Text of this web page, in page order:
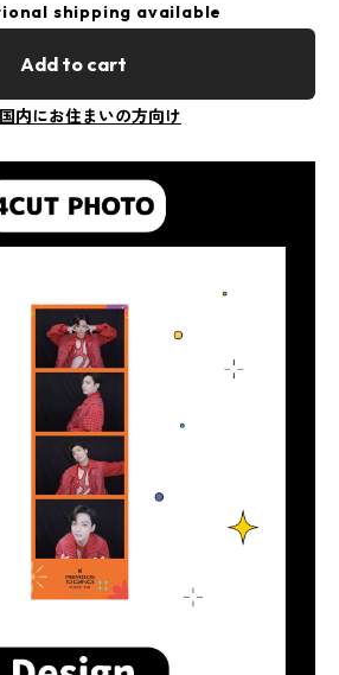
shipping available
Add to cart
内にお住まいの方向け